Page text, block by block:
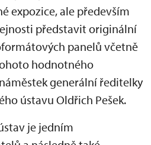
expozice, ale především
představit originální
panelů včetně
hodnotného
generální ředitelky
ústavu Oldřich Pešek.
je jedním